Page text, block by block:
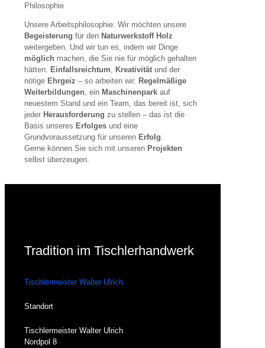
Philosophie
Unsere Arbeitsphilosophie: Wir möchten unsere
Begeisterung für den Naturwerkstoff Holz
weitergeben. Und wir tun es, indem wir Dinge
möglich machen, die Sie nie für möglich gehalten
hätten. Einfallsreichtum Kreativität und der
nötige Ehrgeiz – so arbeiten wir. Regelmäßige
Weiterbildungen , ein Maschinenpark auf
neuestem Stand und ein Team, das bereit ist, sich
jeder Herausforderung zu stellen – das ist die
Basis unseres Erfolges und eine
Grundvoraussetzung für unseren Erfolg
Gerne können Sie sich mit unseren Projekten
selbst überzeugen.
Tradition im Tischlerhandwerk
Tischlermeister Walter Ulrich
Standort
Tischlermeister Walter Ulrich
Nordpol 8